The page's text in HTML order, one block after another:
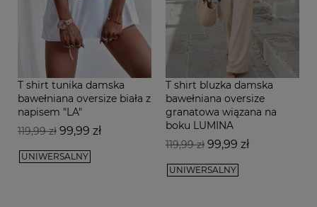
T shirt tunika damska
bawełniana oversize biała z
napisem "LA"
Cena
119,99 zł Cena
99,99 zł
UNIWERSALNY
T shirt bluzka damska
bawełniana oversize
granatowa wiązana na
boku LUMINA
Cena
119,99 zł Cena
99,99 zł
UNIWERSALNY